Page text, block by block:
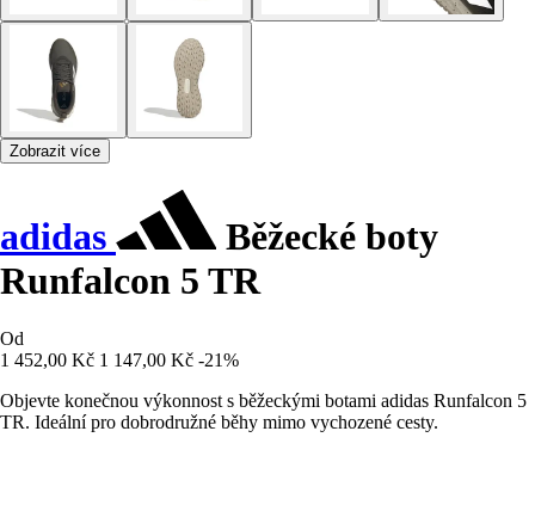
Zobrazit více
adidas
Běžecké boty
Runfalcon 5 TR
Od
1 452,00 Kč 1 147,00 Kč -21%
Objevte konečnou výkonnost s běžeckými botami adidas Runfalcon 5
TR. Ideální pro dobrodružné běhy mimo vychozené cesty.